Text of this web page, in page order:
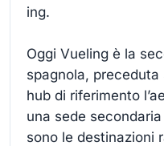
ing.
Oggi Vueling è la
spagnola,
hub di riferimento
una sede
sono le destinazioni